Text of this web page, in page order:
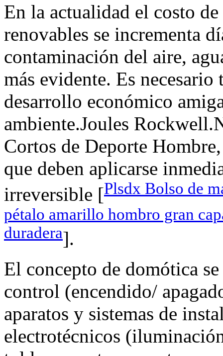
En la actualidad el costo
renovables se incrementa
contaminación del aire,
más evidente. Es
desarrollo económico
ambiente.Joules
Cortos de Deporte
que deben aplicarse
irreversible [Plsdx Bolso de
pétalo amarillo hombro gran
duradera].
El concepto de domótica
control (encendido/
aparatos y sistemas de
electrotécnicos